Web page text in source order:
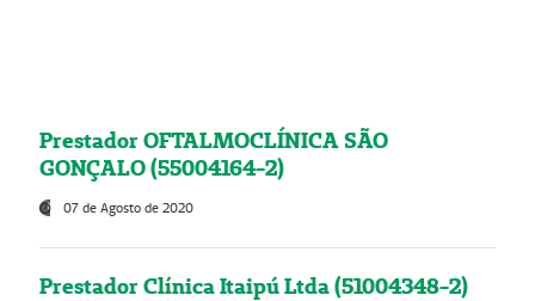
Prestador OFTALMOCLÍNICA SÃO
GONÇALO (55004164-2)
07 de Agosto de 2020
Prestador Clínica Itaipú Ltda (51004348-2)